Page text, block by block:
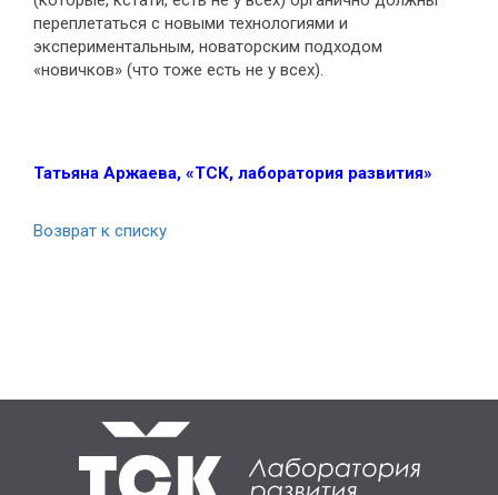
переплетаться с новыми технологиями и
экспериментальным, новаторским подходом
«новичков» (что тоже есть не у всех).
Татьяна Аржаева, «ТСК, лаборатория развития»
Возврат к списку